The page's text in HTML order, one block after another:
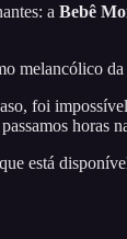
a Bebê
melancólico
foi
horas
está